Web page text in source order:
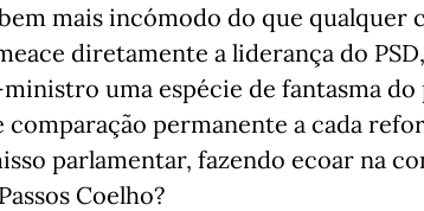
mais incómodo do que qualquer
diretamente a liderança do
uma espécie de fantasma do
comparação permanente a cada
parlamentar, fazendo ecoar na
Coelho?